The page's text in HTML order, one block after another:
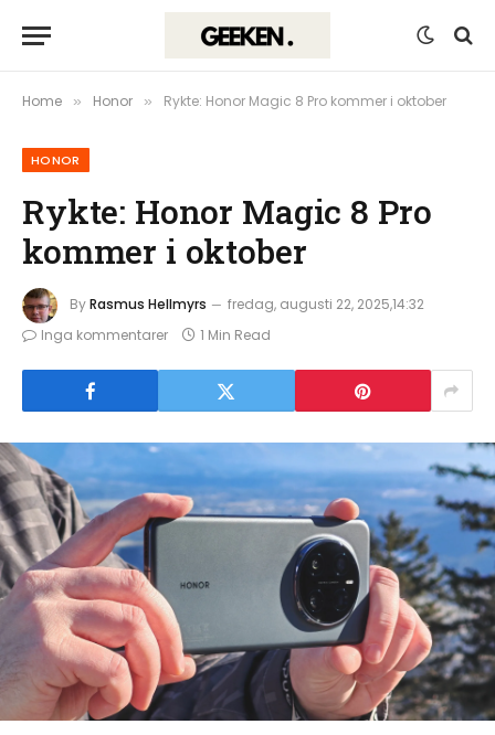
Home » Honor » Rykte: Honor Magic 8 Pro kommer i oktober
HONOR
Rykte: Honor Magic 8 Pro
kommer i oktober
ByRasmus Hellmyrs
fredag, augusti 22, 2025,14:32
Inga kommentarer
1 Min Read